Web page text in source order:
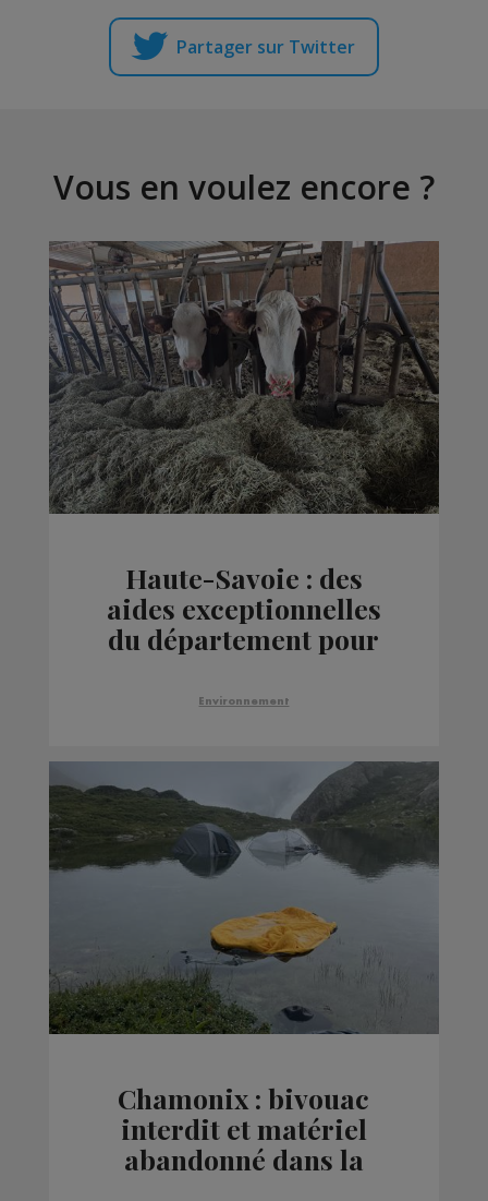
Partager sur Twitter
Vous en voulez encore ?
Haute-Savoie : des
aides exceptionnelles
du département pour
Environnement
Chamonix : bivouac
interdit et matériel
abandonné dans la